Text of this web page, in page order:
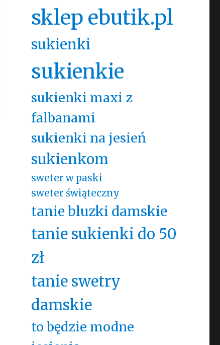
sklep ebutik.pl
sukienki
sukienkie
sukienki maxi z
falbanami
sukienki na jesień
sukienkom
sweter w paski
sweter świąteczny
tanie bluzki damskie
tanie sukienki do 50
zł
tanie swetry
damskie
to będzie modne